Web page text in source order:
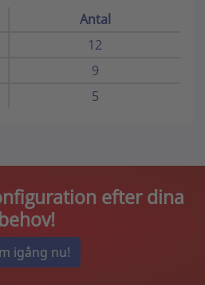
Antal
12
9
5
efter dina
behov!
igång nu!